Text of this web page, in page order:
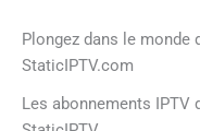
Plongez dans le monde
StaticIPTV.com
Les abonnements IPTV